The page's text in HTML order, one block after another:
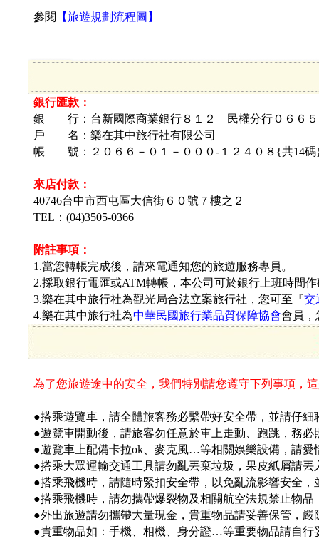
參閱 【旅遊規劃流程圖】
銀行匯款：
銀 行：台新國際商業銀行８１２ – 民權分行０６６５
戶 名： 樂在其中旅行社有限公司
帳 號：
２０６６－０１－０００-１２４０８{共14
來店付款：
40746台中市西屯區大信街 ６０號７樓之２
TEL：(04)3505-0366
附註事項：
1.當您轉帳完成後，請來電通知您的旅遊服務專員。
2.採取銀行電匯或ATM轉帳，本公司可於銀行上班時間
3.樂在其中旅行社為觀光局合法立案旅行社，您可至『交
4.樂在其中旅行社為中華民國旅行業品質保障協會會員，
為了您旅遊途中的安全，我們特別請您遵守下列事項，
●搭乘遊覽車，請全體旅客務必繫帶好安全帶，並請仔
●遊覽車開動後，請旅客勿任意於車上走動、跑跳，務必
●遊覽車上配備卡拉ok、麥克風…等相關娛樂設備，請愛
●搭乘大眾運輸交通工具請勿亂丟棄垃圾，果皮紙屑請
●搭乘飛機時，請隨時緊扣安全帶，以免亂流影響安全
●搭乘飛機時，請勿攜帶爆裂物及相關航空法規禁止物
●外出旅遊請勿攜帶大量現金，貴重物品請妥善保管，嚴
●貴重物品如：手機、相機、身分證…等重要物品請自